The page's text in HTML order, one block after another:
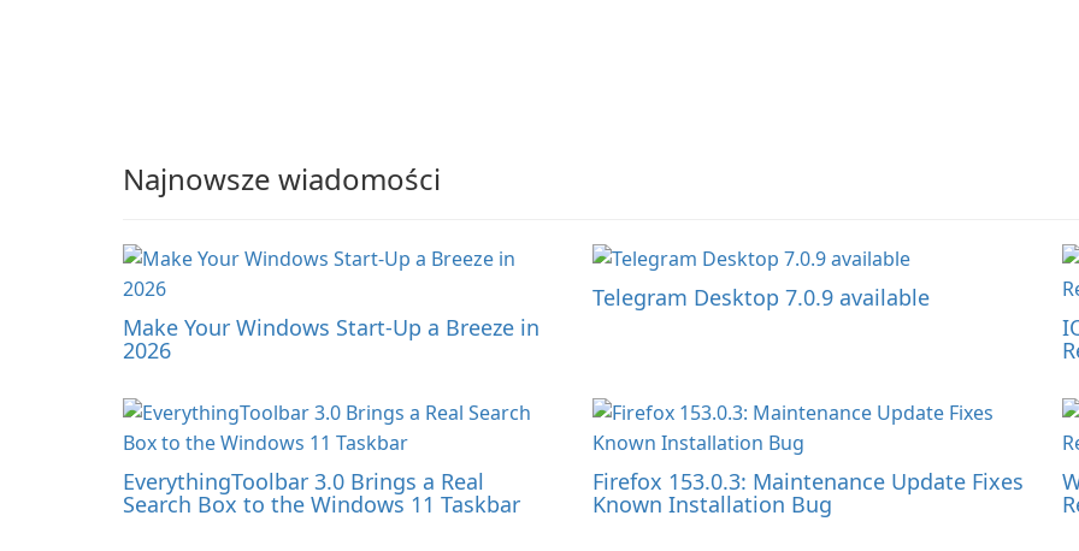
Najnowsze wiadomości
Make Your Windows Start-Up a Breeze in
2026
Telegram Desktop 7.0.9 available
EverythingToolbar 3.0 Brings a Real
Search Box to the Windows 11 Taskbar
Firefox 153.0.3: Maintenance Update Fixes
Known Installation Bug